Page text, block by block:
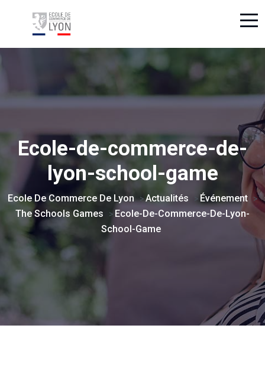
Ecole-de-commerce-de-
lyon-school-game
Ecole De Commerce De Lyon >Actualités > Événement >
The Schools Games > Ecole-De-Commerce-De-Lyon-
School-Game